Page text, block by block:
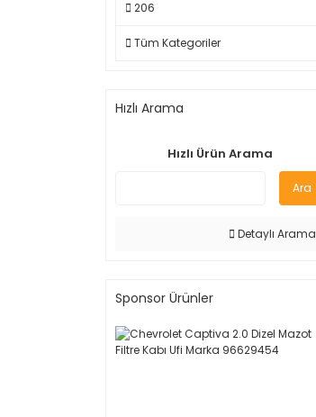
206
Tüm Kategoriler
Hızlı Arama
Hızlı Ürün Arama
Ara
Detaylı Arama
Sponsor Ürünler